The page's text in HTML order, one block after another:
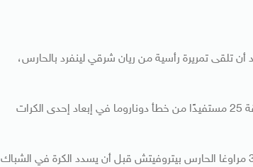
هالاند في تسجيل هدف أول لمانشستر سيتي في الدقيقة 18 بعد أن تلقى تمريرة رأسية من ريان شرقي لينفرد بالحارس،
وتعادل بورنموث أمام مانشستر سيتي سريعًا بهدف من توقيع آدامز في الدقيقة 25 مستفيدًا من خطأ دوناروما في إبعاد إحدى الكرات
وعاد هالاند ليضيف هدفًا ثانيًا لمانشستر سيتي من انفراد جديد في الدقيقة 34 مراوغا الحارس بيتروفيتش قبل أن يسدد الكرة في الشباك